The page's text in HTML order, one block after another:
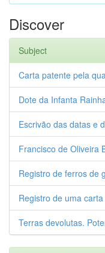
Discover
Subject
Carta patente pela
Dote da Infanta
Escrivão das datas e
Francisco de Oliveira
Registro de ferros de
Registro de uma
Terras devolutas.